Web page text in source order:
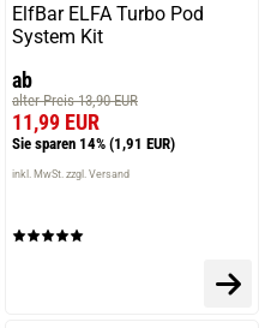
ElfBar ELFA Turbo Pod
System Kit
ab
alter Preis 13,90 EUR
11,99 EUR
Sie sparen 14% (1,91 EUR)
inkl. MwSt. zzgl. Versand